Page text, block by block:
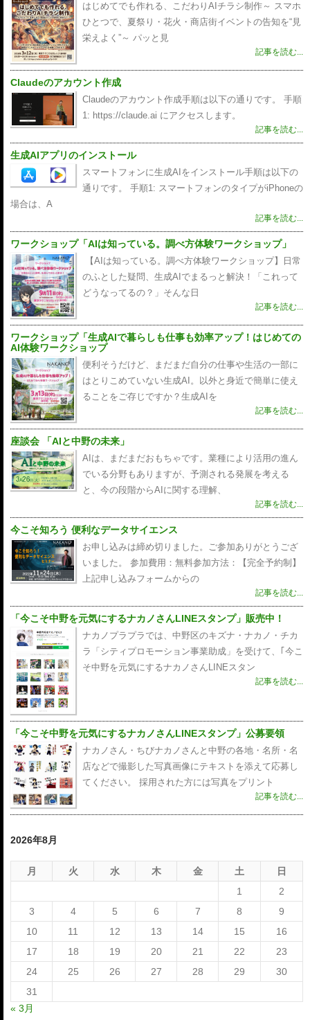
はじめてでも作れる、こだわりAIチラシ制作～ スマホ
ひとつで、夏祭り・花火・商店街イベントの告知を“見
栄えよく”～ パッと見
記事を読む...
Claudeのアカウント作成
Claudeのアカウント作成手順は以下の通りです。 手順
1: https://claude.ai にアクセスします。
記事を読む...
生成AIアプリのインストール
スマートフォンに生成AIをインストール手順は以下の
通りです。 手順1: スマートフォンのタイプがiPhoneの
場合は、A
記事を読む...
ワークショップ「AIは知っている。調べ方体験ワークショップ」
【AIは知っている。調べ方体験ワークショップ】日常
のふとした疑問、生成AIでまるっと解決！「これって
どうなってるの？」そんな日
記事を読む...
ワークショップ「生成AIで暮らしも仕事も効率アップ！はじめての
AI体験ワークショップ
便利そうだけど、まだまだ自分の仕事や生活の一部に
はとりこめていない生成AI。以外と身近で簡単に使え
ることをご存じですか？生成AIを
記事を読む...
座談会 「AIと中野の未来」
AIは、まだまだおもちゃです。業種により活用の進ん
でいる分野もありますが、予測される発展を考える
と、今の段階からAIに関する理解、
記事を読む...
今こそ知ろう 便利なデータサイエンス
お申し込みは締め切りました。ご参加ありがとうござ
いました。 参加費用：無料参加方法：【完全予約制】
上記申し込みフォームからの
記事を読む...
「今こそ中野を元気にするナカノさんLINEスタンプ」販売中！
ナカノプラプラでは、中野区のキズナ・ナカノ・チカ
ラ「シティプロモーション事業助成」を受けて、｢今こ
そ中野を元気にするナカノさんLINEスタン
記事を読む...
「今こそ中野を元気にするナカノさんLINEスタンプ」公募要領
ナカノさん・ちびナカノさんと中野の各地・名所・名
店などで撮影した写真画像にテキストを添えて応募し
てください。 採用された方には写真をプリント
記事を読む...
2026年8月
月 火 水 木 金 土
日
1
2
3
4 5 6 7 8
9
10
11 12 13 14 15
16
17
18 19 20 21 22
23
24
25 26 27 28 29
30
31
« 3月